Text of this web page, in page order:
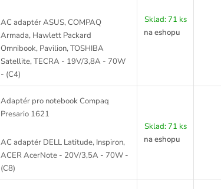
t
AC adaptér ASUS, COMPAQ
Armada, Hawlett Packard
Omnibook, Pavilion, TOSHIBA
Satellite, TECRA - 19V/3,8A - 70W
- (C4)
Sklad: 71 ks
na eshopu
Adaptér pro notebook Compaq
Presario 1621
AC adaptér DELL Latitude, Inspiron,
ACER AcerNote - 20V/3,5A - 70W -
(C8)
Sklad: 71 ks
na eshopu